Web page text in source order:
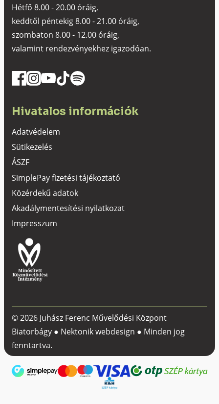
Hétfő 8.00 - 20.00 óráig,
keddtől péntekig 8.00 - 21.00 óráig,
szombaton 8.00 - 12.00 óráig,
valamint rendezvényekhez igazodóan.
Hivatalos információk
Adatvédelem
Sütikezelés
ÁSZF
SimplePay fizetési tájékoztató
Közérdekű adatok
Akadálymentesítési nyilatkozat
Impresszum
© 2026 Juhász Ferenc Művelődési Központ
Biatorbágy ● Nektonik webdesign ● Minden jog
fenntartva.